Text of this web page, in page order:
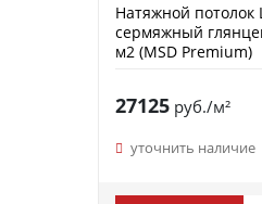
Натяжной потолок
сермяжный
м2 (MSD Premium)
27125руб./м²
уточнить наличие